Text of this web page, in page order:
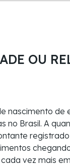
OU
nascimento de
no Brasil. A
vez mais